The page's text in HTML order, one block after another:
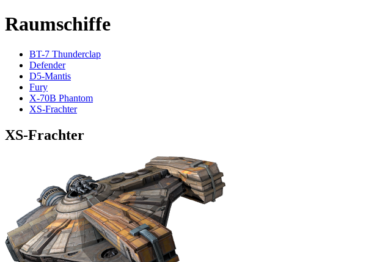
Raumschiffe
BT-7 Thunderclap
Defender
D5-Mantis
Fury
X-70B Phantom
XS-Frachter
XS-Frachter